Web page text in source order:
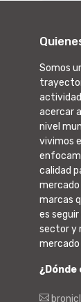
Somos
acercar
nivel
vivimos
calidad
mercado
marcas
es
sector y
¿Dónde